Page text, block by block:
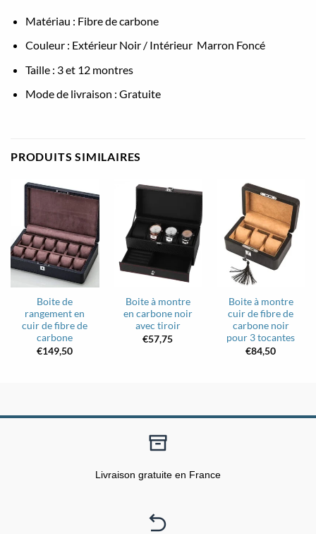
Matériau : Fibre de carbone
Couleur : Extérieur Noir / Intérieur Marron Foncé
Taille : 3 et 12 montres
Mode de livraison : Gratuite
PRODUITS SIMILAIRES
Boite de
rangement en
cuir de fibre de
carbone
€149,50
Boite à montre
en carbone noir
avec tiroir
€57,75
Boite à montre
cuir de fibre de
carbone noir
pour 3 tocantes
€84,50
Livraison gratuite en France